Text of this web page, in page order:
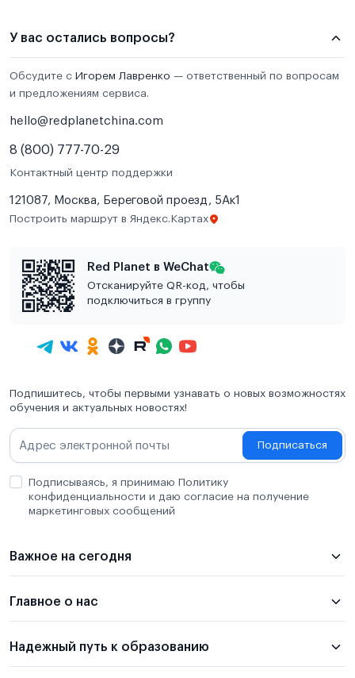
У вас остались вопросы?
Обсудите с Игорем Лавренко — ответственный по вопросам
и предложениям сервиса.
hello@redplanetchina.com
8 (800) 777-70-29
Контактный центр поддержки
121087, Москва, Береговой проезд, 5Ак1
Построить маршрут в Яндекс.Картах
Red Planet в WeChat
Отсканируйте QR-код, чтобы
подключиться в группу
Подпишитесь, чтобы первыми узнавать о новых возможностях
обучения и актуальных новостях!
Подписаться
Подписываясь, я принимаю Политику
конфиденциальности и даю согласие на получение
маркетинговых сообщений
Важное на сегодня
Главное о нас
Надежный путь к образованию